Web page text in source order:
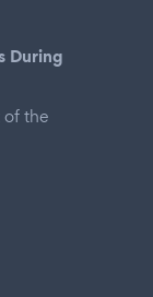
During
of the